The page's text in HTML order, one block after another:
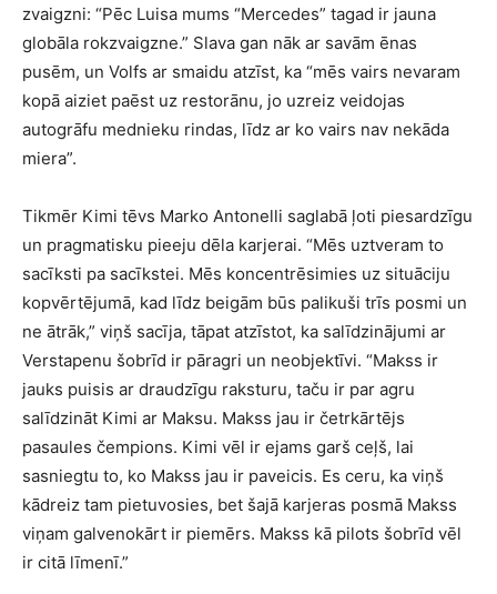
zvaigzni: “Pēc Luisa mums “Mercedes” tagad ir jauna
globāla rokzvaigzne.” Slava gan nāk ar savām ēnas
pusēm, un Volfs ar smaidu atzīst, ka “mēs vairs nevaram
kopā aiziet paēst uz restorānu, jo uzreiz veidojas
autogrāfu mednieku rindas, līdz ar ko vairs nav nekāda
miera”.
Tikmēr Kimi tēvs Marko Antonelli saglabā ļoti piesardzīgu
un pragmatisku pieeju dēla karjerai. “Mēs uztveram to
sacīksti pa sacīkstei. Mēs koncentrēsimies uz situāciju
kopvērtējumā, kad līdz beigām būs palikuši trīs posmi un
ne ātrāk,” viņš sacīja, tāpat atzīstot, ka salīdzinājumi ar
Verstapenu šobrīd ir pāragri un neobjektīvi. “Makss ir
jauks puisis ar draudzīgu raksturu, taču ir par agru
salīdzināt Kimi ar Maksu. Makss jau ir četrkārtējs
pasaules čempions. Kimi vēl ir ejams garš ceļš, lai
sasniegtu to, ko Makss jau ir paveicis. Es ceru, ka viņš
kādreiz tam pietuvosies, bet šajā karjeras posmā Makss
viņam galvenokārt ir piemērs. Makss kā pilots šobrīd vēl
ir citā līmenī.”